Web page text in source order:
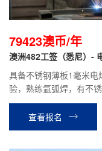
79423澳币/年
澳洲482工签（悉尼）-
具备不锈钢薄板1毫米电
验，熟练氩弧焊，有不
工厂工作经验优先。
查看报名